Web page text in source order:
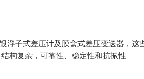
浮子式差压计及膜盒式差压变送器，这
构复杂，可靠性、稳定性和抗振性